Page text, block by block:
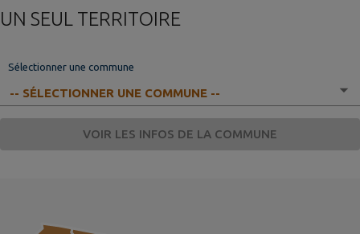
UN SEUL TERRITOIRE
Sélectionner une commune
VOIR LES INFOS DE LA COMMUNE